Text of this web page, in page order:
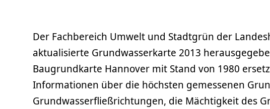
Der Fachbereich Umwelt und Stadtgrün der
aktualisierte Grundwasserkarte 2013
Baugrundkarte Hannover mit Stand von 1980
Informationen über die höchsten gemessenen
Grundwasserfließrichtungen, die Mächtigkeit des